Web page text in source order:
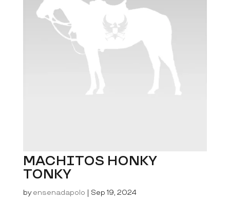
MACHITOS HONKY
TONKY
byensenadapolo | Sep 19, 2024